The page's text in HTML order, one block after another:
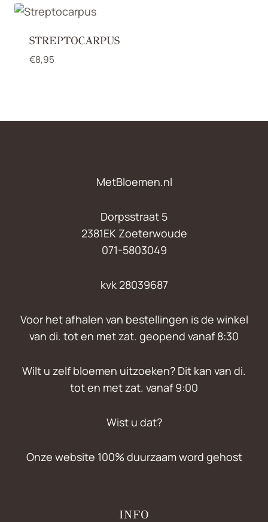
STREPTOCARPUS
€8,95
MetBloemen.nl
Dorpsstraat 5
2381EK Zoeterwoude
071-5803049
kvk 28039687
Voor het afhalen van bestellingen is de winkel
van di. tot en met zat. geopend vanaf 8:30
Wilt u zelf bloemen uitzoeken? Dit kan van di.
tot en met zat. vanaf 9:00
Wist u dat?
Onze website 100% duurzaam word gehost
INFO